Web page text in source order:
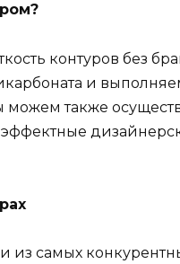
контуров без
и
также
эффектные
из самых